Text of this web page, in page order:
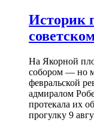
Историк
На Якорной
собором — но
февральской
адмиралом
протекала их
прогулку 9